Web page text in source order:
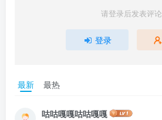
请登录后发表评论
登录
最新 最热
咕咕嘎嘎咕咕嘎嘎